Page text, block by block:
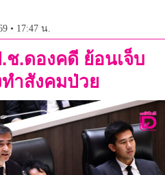
• 17:47 น.
.ดองคดี ย้อนเจ็บ
ำสังคมป่วย